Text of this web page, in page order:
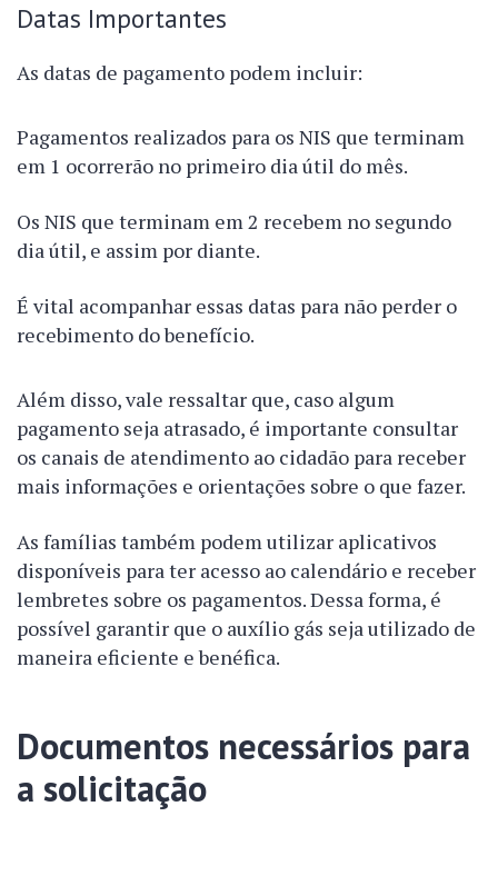
Datas Importantes
As datas de pagamento podem incluir:
Pagamentos realizados para os NIS que terminam
em 1 ocorrerão no primeiro dia útil do mês.
Os NIS que terminam em 2 recebem no segundo
dia útil, e assim por diante.
É vital acompanhar essas datas para não perder o
recebimento do benefício.
Além disso, vale ressaltar que, caso algum
pagamento seja atrasado, é importante consultar
os canais de atendimento ao cidadão para receber
mais informações e orientações sobre o que fazer.
As famílias também podem utilizar aplicativos
disponíveis para ter acesso ao calendário e receber
lembretes sobre os pagamentos. Dessa forma, é
possível garantir que o auxílio gás seja utilizado de
maneira eficiente e benéfica.
Documentos necessários para
a solicitação